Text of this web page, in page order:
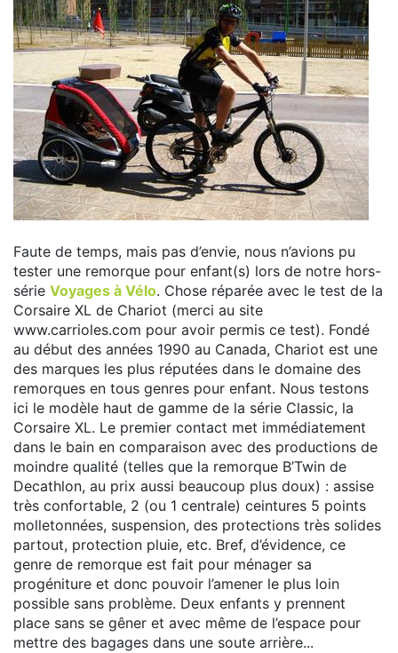
Faute de temps, mais pas d’envie, nous n’avions pu
tester une remorque pour enfant(s) lors de notre hors-
série Voyages à Vélo. Chose réparée avec le test de la
Corsaire XL de Chariot (merci au site
www.carrioles.com pour avoir permis ce test). Fondé
au début des années 1990 au Canada, Chariot est une
des marques les plus réputées dans le domaine des
remorques en tous genres pour enfant. Nous testons
ici le modèle haut de gamme de la série Classic, la
Corsaire XL. Le premier contact met immédiatement
dans le bain en comparaison avec des productions de
moindre qualité (telles que la remorque B’Twin de
Decathlon, au prix aussi beaucoup plus doux) : assise
très confortable, 2 (ou 1 centrale) ceintures 5 points
molletonnées, suspension, des protections très solides
partout, protection pluie, etc. Bref, d’évidence, ce
genre de remorque est fait pour ménager sa
progéniture et donc pouvoir l’amener le plus loin
possible sans problème. Deux enfants y prennent
place sans se gêner et avec même de l’espace pour
mettre des bagages dans une soute arrière...